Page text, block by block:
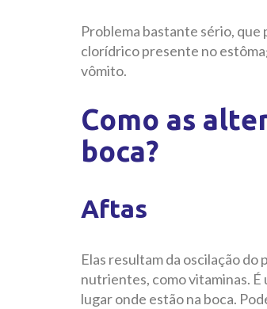
Problema bastante sério,
clorídrico presente no
vômito.
Como as
boca?
Aftas
Elas resultam da oscilação
nutrientes, como vitaminas.
lugar onde estão na boca.